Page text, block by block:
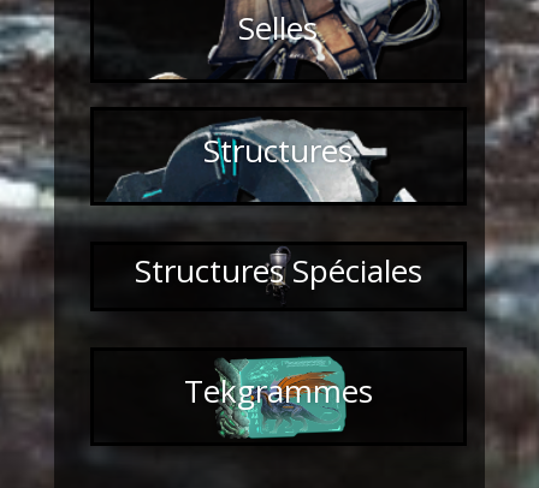
Selles
Structures
Structures Spéciales
Tekgrammes